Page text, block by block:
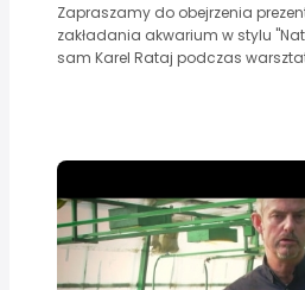
Zapraszamy do obejrzenia
zakładania akwarium w stylu
sam Karel Rataj podczas